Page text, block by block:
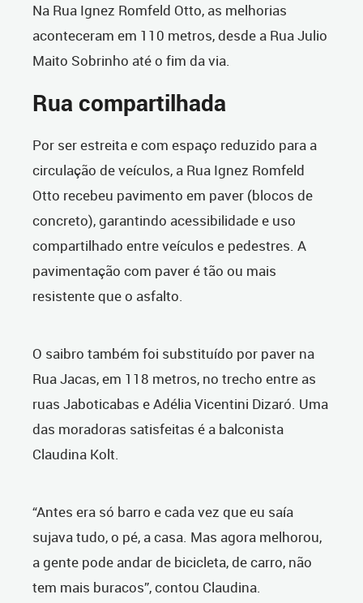
Na Rua Ignez Romfeld Otto, as melhorias
aconteceram em 110 metros, desde a Rua Julio
Maito Sobrinho até o fim da via.
Rua compartilhada
Por ser estreita e com espaço reduzido para a
circulação de veículos, a Rua Ignez Romfeld
Otto recebeu pavimento em paver (blocos de
concreto), garantindo acessibilidade e uso
compartilhado entre veículos e pedestres. A
pavimentação com paver é tão ou mais
resistente que o asfalto.
O saibro também foi substituído por paver na
Rua Jacas, em 118 metros, no trecho entre as
ruas Jaboticabas e Adélia Vicentini Dizaró. Uma
das moradoras satisfeitas é a balconista
Claudina Kolt.
“Antes era só barro e cada vez que eu saía
sujava tudo, o pé, a casa. Mas agora melhorou,
a gente pode andar de bicicleta, de carro, não
tem mais buracos”, contou Claudina.